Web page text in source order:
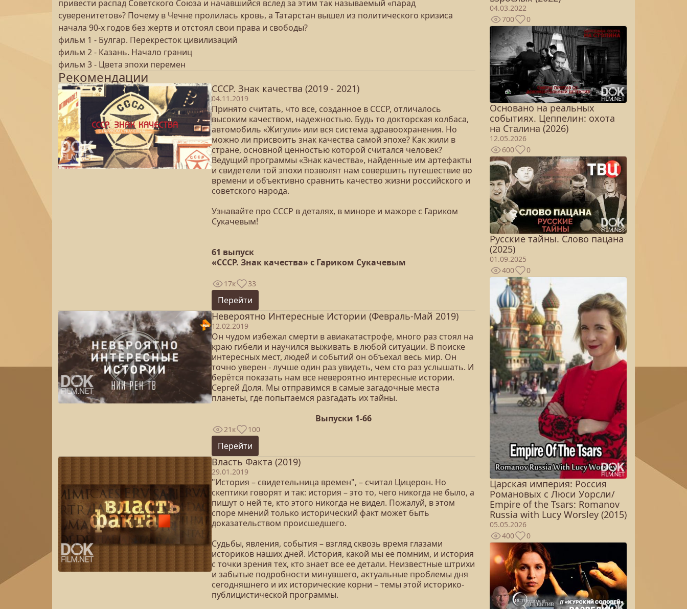
привести распад Советского Союза и начавшийся вслед за этим так называемый «парад
суверенитетов»? Почему в Чечне пролилась кровь, а Татарстан вышел из политического кризиса
начала 90-х годов без жертв и отстоял свои права и свободы?
фильм 1 - Булгар. Перекресток цивилизаций
фильм 2 - Казань. Начало границ
фильм 3 - Цвета эпохи перемен
Рекомендации
СССР. Знак качества (2019 - 2021)
04.11.2019
Принято считать, что все, созданное в СССР, отличалось
высоким качеством, надежностью. Будь то докторская колбаса,
автомобиль «Жигули» или вся система здравоохранения. Но
можно ли присвоить знак качества самой эпохе? Как жили в
стране, основной ценностью которой считался человек?
Ведущий программы «Знак качества», найденные им артефакты
и свидетели той эпохи позволят нам совершить путешествие во
времени и объективно сравнить качество жизни российского и
советского народа.
Узнавайте про СССР в деталях, в миноре и мажоре с Гариком
Сукачевым!
61 выпуск
«СССР. Знак качества» с Гариком Сукачевым
17к 33
Перейти
Невероятно Интересные Истории (Февраль-Май 2019)
12.02.2019
Он чудом избежал смерти в авиакатастрофе, много раз стоял на
краю гибели и научился выживать в любой ситуации. В поиске
интересных мест, людей и событий он объехал весь мир. Он
точно уверен - лучше один раз увидеть, чем сто раз услышать. И
берётся показать нам все невероятно интересные истории.
Сергей Доля. Мы отправимся в самые загадочные места
планеты, где попытаемся разгадать их тайны.
Выпуски 1-66
21к 100
Перейти
Власть Факта (2019)
29.01.2019
"История – свидетельница времен", – считал Цицерон. Но
скептики говорят и так: история – это то, чего никогда не было, а
пишут о ней те, кто этого никогда не видел. Пожалуй, в этом
споре мнений только исторический факт может быть
доказательством происшедшего.
Судьбы, явления, события – взгляд сквозь время глазами
историков наших дней. История, какой мы ее помним, и история
с точки зрения тех, кто знает все ее детали. Неизвестные штрихи
и забытые подробности минувшего, актуальные проблемы дня
сегодняшнего и их исторические корни – темы этой историко-
публицистической программы.
04.03.2022
700
0
Основано на реальных
событиях. Цеппелин: охота
на Сталина (2026)
12.05.2026
600
0
Русские тайны. Слово пацана
(2025)
01.09.2025
400
0
Царская империя: Россия
Романовых с Люси Уорсли/
Empire of the Tsars: Romanov
Russia with Lucy Worsley (2015)
05.05.2026
400
0